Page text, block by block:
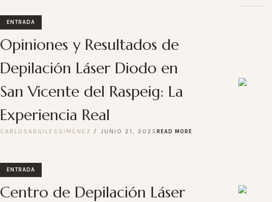
ENTRADA
Opiniones y Resultados de
Depilación Láser Diodo en
San Vicente del Raspeig: La
Experiencia Real
CARLOSARGILESGIMENEZ JUNIO 21, 2025READ MORE
ENTRADA
Centro de Depilación Láser